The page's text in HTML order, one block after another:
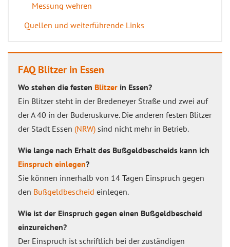
Messung wehren
Quellen und weiterführende Links
FAQ Blitzer in Essen
Wo stehen die festen Blitzer in Essen?
Ein Blitzer steht in der Bredeneyer Straße und zwei auf
der A 40 in der Buderuskurve. Die anderen festen Blitzer
der Stadt Essen (NRW) sind nicht mehr in Betrieb.
Wie lange nach Erhalt des Bußgeldbescheids kann ich
Einspruch einlegen?
Sie können innerhalb von 14 Tagen Einspruch gegen
den Bußgeldbescheid einlegen.
Wie ist der Einspruch gegen einen Bußgeldbescheid
einzureichen?
Der Einspruch ist schriftlich bei der zuständigen